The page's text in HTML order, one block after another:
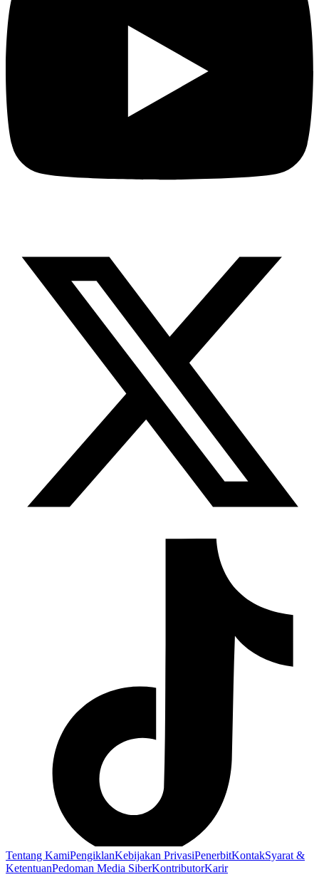
Tentang KamiPengiklanKebijakan PrivasiPenerbitKontakSyarat &
KetentuanPedoman Media SiberKontributorKarir